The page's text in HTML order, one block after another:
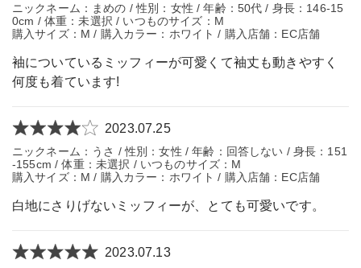
ニックネーム：まめの / 性別：女性 / 年齢：50代 / 身長：146-15
0cm / 体重：未選択 / いつものサイズ：M
購入サイズ：M / 購入カラー：ホワイト / 購入店舗：EC店舗
袖についているミッフィーが可愛くて袖丈も動きやすく
何度も着ています!
2023.07.25
ニックネーム：うさ / 性別：女性 / 年齢：回答しない / 身長：151
-155cm / 体重：未選択 / いつものサイズ：M
購入サイズ：M / 購入カラー：ホワイト / 購入店舗：EC店舗
白地にさりげないミッフィーが、とても可愛いです。
2023.07.13